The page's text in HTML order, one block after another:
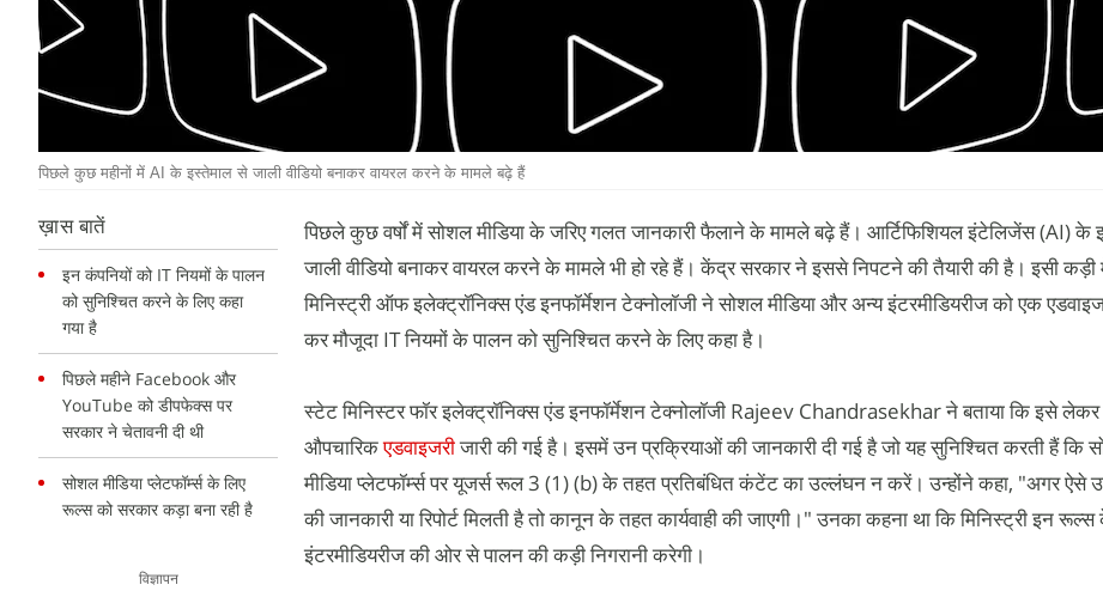
पिछले कुछ महीनों में AI के इस्तेमाल से जाली वीडियो बनाकर वायरल करने के मामले बढ़े हैं
ख़ास बातें
इन कंपनियों को IT नियमों के पालन
को सुनिश्चित करने के लिए कहा
गया है
पिछले महीने Facebook और
YouTube को डीपफेक्स पर
सरकार ने चेतावनी दी थी
सोशल मीडिया प्लेटफॉर्म्स के लिए
रूल्स को सरकार कड़ा बना रही है
विज्ञापन
पिछले कुछ वर्षों में सोशल मीडिया के जरिए गलत जानकारी फैलाने के मामले बढ़े हैं। आर्टिफिशियल इंटेलिजेंस (AI) के
जाली वीडियो बनाकर वायरल करने के मामले भी हो रहे हैं। केंद्र सरकार ने इससे निपटने की तैयारी की है। इसी कड़ी
मिनिस्ट्री ऑफ इलेक्ट्रॉनिक्स एंड इनफॉर्मेशन टेक्नोलॉजी ने सोशल मीडिया और अन्य इंटरमीडियरीज को एक
कर मौजूदा IT नियमों के पालन को सुनिश्चित करने के लिए कहा है।
स्टेट मिनिस्टर फॉर इलेक्ट्रॉनिक्स एंड इनफॉर्मेशन टेक्नोलॉजी Rajeev Chandrasekhar ने बताया कि इसे
औपचारिकएडवाइजरीजारी की गई है। इसमें उन प्रक्रियाओं की जानकारी दी गई है जो यह सुनिश्चित करती हैं कि
मीडिया प्लेटफॉर्म्स पर यूजर्स रूल 3 (1) (b) के तहत प्रतिबंधित कंटेंट का उल्लंघन न करें। उन्होंने कहा, "अगर ऐसे
की जानकारी या रिपोर्ट मिलती है तो कानून के तहत कार्यवाही की जाएगी।" उनका कहना था कि मिनिस्ट्री इन
इंटरमीडियरीज की ओर से पालन की कड़ी निगरानी करेगी।